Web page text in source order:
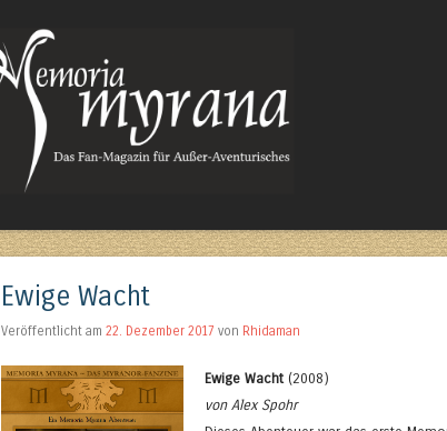
Ewige Wacht
Veröffentlicht am 22. Dezember 2017 von Rhidaman
Ewige Wacht(2008)
von Alex Spohr